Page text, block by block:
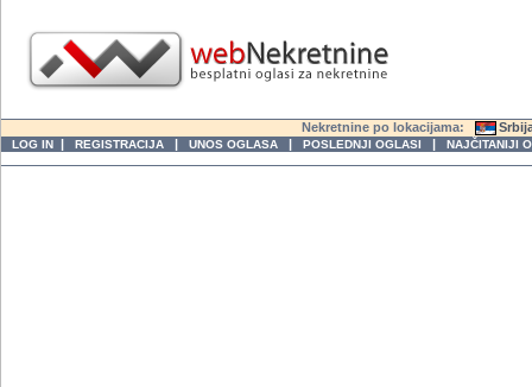
Nekretnine po lokacijama:
LOG IN | REGISTRACIJA | UNOS OGLASA | POSLEDNJI OGLASI | NAJČITANIJI